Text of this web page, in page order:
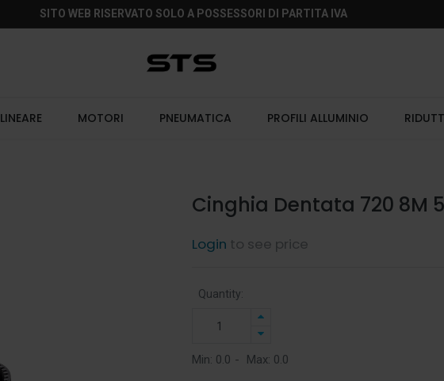
SITO WEB RISERVATO SOLO A POSSESSORI DI PARTITA IVA
LINEARE MOTORI PNEUMATICA PROFILI ALLUMINIO
Cinghia Dentata 720 8M
Login to see price
Quantity:
Min: 0.0 - Max: 0.0